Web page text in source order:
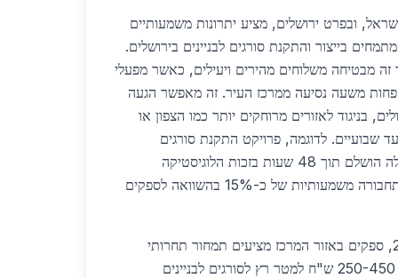
בישראל, ובפרט ירושלים, מציע יתרונות משמעותיים
בייצור והתקנת סורגים לבניינים בירושלים.
מבטיחה משלוחים מהירים ויעילים, כאשר מפעלי
משעה נסיעה ממרכז העיר. זה מאפשר הגעה
בניגוד לאזורים מרוחקים יותר כמו הצפון או
שבועיים. לדוגמה, פרויקט התקנת סורגים
לבניינים בירושלים בשכונת גילה הושלם תוך 48 שעות בזכות הלוגיסטיקה
המקומית, מה שחסך עלויות תחבורה משמעותיות של כ-15% בהשוואה לספקים
מבחינת מחירים, בשנת 2026, ספקים באזור המרכז מציעים תמחור תחרותי
במיוחד, עם מחיר ממוצע של 250-450 ש"ח למטר רץ לסורגים לבניינים